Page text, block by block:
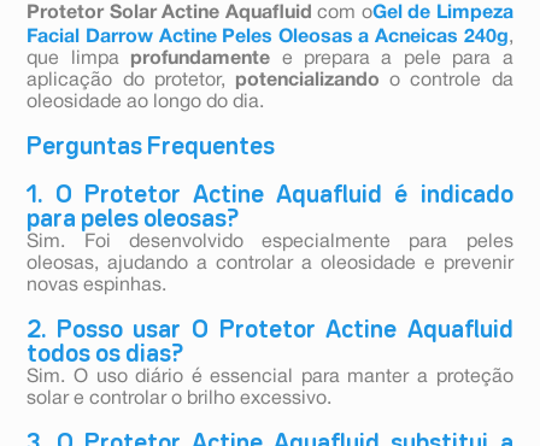
Protetor Solar Actine Aquafluid com oGel de Limpeza
Facial Darrow Actine Peles Oleosas a Acneicas 240g,
que limpa profundamente e prepara a pele para a
aplicação do protetor, potencializando o controle da
oleosidade ao longo do dia.
Perguntas Frequentes
1. O Protetor Actine Aquafluid é indicado
para peles oleosas?
Sim. Foi desenvolvido especialmente para peles
oleosas, ajudando a controlar a oleosidade e prevenir
novas espinhas.
2. Posso usar O Protetor Actine Aquafluid
todos os dias?
Sim. O uso diário é essencial para manter a proteção
solar e controlar o brilho excessivo.